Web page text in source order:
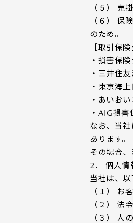
（５） 売
（６） 保
のため。
［取引保険
・損害保
・三井住
・東京海
・あいお
・AIG損害
なお、当
あります。
その場合
2． 個人情
当社は、
（１） お
（２） 法
（３） 人